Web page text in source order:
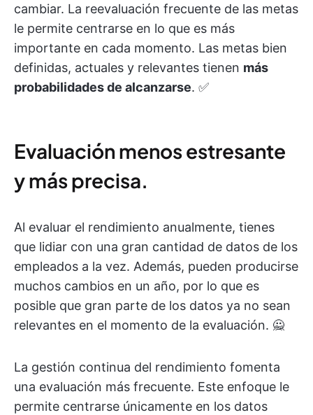
cambiar. La reevaluación frecuente de las metas
le permite centrarse en lo que es más
importante en cada momento. Las metas bien
definidas, actuales y relevantes tienen más
probabilidades de alcanzarse. ✅
Evaluación menos estresante
y más precisa.
Al evaluar el rendimiento anualmente, tienes
que lidiar con una gran cantidad de datos de los
empleados a la vez. Además, pueden producirse
muchos cambios en un año, por lo que es
posible que gran parte de los datos ya no sean
relevantes en el momento de la evaluación. 🙅
La gestión continua del rendimiento fomenta
una evaluación más frecuente. Este enfoque le
permite centrarse únicamente en los datos